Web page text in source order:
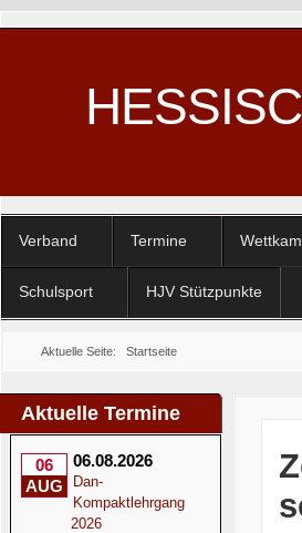
Verband Termine
Schulsport HJV Stützpunkte
Aktuelle Seite: Startseite
Aktuelle Termine
06
AUG
06.08.2026
Dan-
Kompaktlehrgang
2026